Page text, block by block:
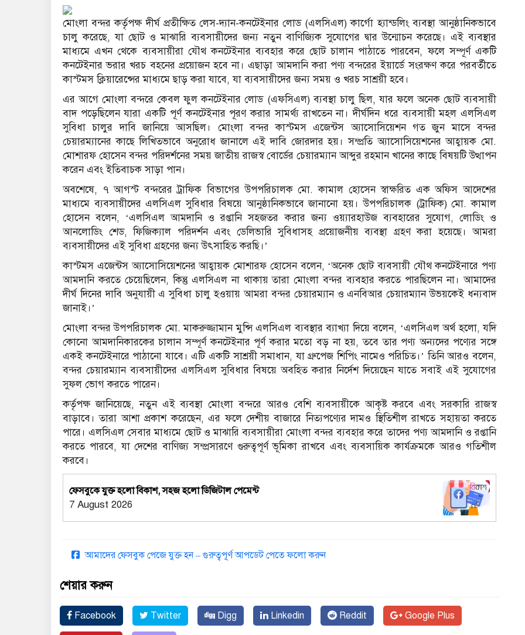
মোংলা বন্দর কর্তৃপক্ষ দীর্ঘ প্রতীক্ষিত লেস-দ্যান-কনটেইনার লোড (এলসিএল) কার্গো হ্যান্ডলিং ব্যবস্থা আনুষ্ঠানিকভাবে
চালু করেছে, যা ছোট ও মাঝারি ব্যবসায়ীদের জন্য নতুন বাণিজ্যিক সুযোগের দ্বার উন্মোচন করেছে। এই ব্যবস্থার
মাধ্যমে এখন থেকে ব্যবসায়ীরা যৌথ কনটেইনার ব্যবহার করে ছোট চালান পাঠাতে পারবেন, ফলে সম্পূর্ণ একটি
কনটেইনার ভরার খরচ বহনের প্রয়োজন হবে না। এছাড়া আমদানি করা পণ্য বন্দরের ইয়ার্ডে সংরক্ষণ করে পরবর্তীতে
কাস্টমস ক্লিয়ারেন্সের মাধ্যমে ছাড় করা যাবে, যা ব্যবসায়ীদের জন্য সময় ও খরচ সাশ্রয়ী হবে।
এর আগে মোংলা বন্দরে কেবল ফুল কনটেইনার লোড (এফসিএল) ব্যবস্থা চালু ছিল, যার ফলে অনেক ছোট ব্যবসায়ী
বাদ পড়েছিলেন যারা একটি পূর্ণ কনটেইনার পূরণ করার সামর্থ্য রাখতেন না। দীর্ঘদিন ধরে ব্যবসায়ী মহল এলসিএল
সুবিধা চালুর দাবি জানিয়ে আসছিল। মোংলা বন্দর কাস্টমস এজেন্টস অ্যাসোসিয়েশন গত জুন মাসে বন্দর
চেয়ারম্যানের কাছে লিখিতভাবে অনুরোধ জানালে এই দাবি জোরদার হয়। সম্প্রতি অ্যাসোসিয়েশনের আহ্বায়ক মো.
মোশারফ হোসেন বন্দর পরিদর্শনের সময় জাতীয় রাজস্ব বোর্ডের চেয়ারম্যান আব্দুর রহমান খানের কাছে বিষয়টি উত্থাপন
করেন এবং ইতিবাচক সাড়া পান।
অবশেষে, ৭ আগস্ট বন্দরের ট্রাফিক বিভাগের উপপরিচালক মো. কামাল হোসেন স্বাক্ষরিত এক অফিস আদেশের
মাধ্যমে ব্যবসায়ীদের এলসিএল সুবিধার বিষয়ে আনুষ্ঠানিকভাবে জানানো হয়। উপপরিচালক (ট্রাফিক) মো. কামাল
হোসেন বলেন, ‘এলসিএল আমদানি ও রপ্তানি সহজতর করার জন্য ওয়্যারহাউজ ব্যবহারের সুযোগ, লোডিং ও
আনলোডিং শেড, ফিজিক্যাল পরিদর্শন এবং ডেলিভারি সুবিধাসহ প্রয়োজনীয় ব্যবস্থা গ্রহণ করা হয়েছে। আমরা
ব্যবসায়ীদের এই সুবিধা গ্রহণের জন্য উৎসাহিত করছি।’
কাস্টমস এজেন্টস অ্যাসোসিয়েশনের আহ্বায়ক মোশারফ হোসেন বলেন, ‘অনেক ছোট ব্যবসায়ী যৌথ কনটেইনারে পণ্য
আমদানি করতে চেয়েছিলেন, কিন্তু এলসিএল না থাকায় তারা মোংলা বন্দর ব্যবহার করতে পারছিলেন না। আমাদের
দীর্ঘ দিনের দাবি অনুযায়ী এ সুবিধা চালু হওয়ায় আমরা বন্দর চেয়ারম্যান ও এনবিআর চেয়ারম্যান উভয়কেই ধন্যবাদ
জানাই।’
মোংলা বন্দর উপপরিচালক মো. মাকরুজ্জামান মুন্সি এলসিএল ব্যবস্থার ব্যাখ্যা দিয়ে বলেন, ‘এলসিএল অর্থ হলো, যদি
কোনো আমদানিকারকের চালান সম্পূর্ণ কনটেইনার পূর্ণ করার মতো বড় না হয়, তবে তার পণ্য অন্যদের পণ্যের সঙ্গে
একই কনটেইনারে পাঠানো যাবে। এটি একটি সাশ্রয়ী সমাধান, যা গ্রুপেজ শিপিং নামেও পরিচিত।’ তিনি আরও বলেন,
বন্দর চেয়ারম্যান ব্যবসায়ীদের এলসিএল সুবিধার বিষয়ে অবহিত করার নির্দেশ দিয়েছেন যাতে সবাই এই সুযোগের
সুফল ভোগ করতে পারেন।
কর্তৃপক্ষ জানিয়েছে, নতুন এই ব্যবস্থা মোংলা বন্দরে আরও বেশি ব্যবসায়ীকে আকৃষ্ট করবে এবং সরকারি রাজস্ব
বাড়াবে। তারা আশা প্রকাশ করেছেন, এর ফলে দেশীয় বাজারে নিত্যপণ্যের দামও স্থিতিশীল রাখতে সহায়তা করতে
পারে। এলসিএল সেবার মাধ্যমে ছোট ও মাঝারি ব্যবসায়ীরা মোংলা বন্দর ব্যবহার করে তাদের পণ্য আমদানি ও রপ্তানি
করতে পারবে, যা দেশের বাণিজ্য সম্প্রসারণে গুরুত্বপূর্ণ ভূমিকা রাখবে এবং ব্যবসায়িক কার্যক্রমকে আরও গতিশীল
করবে।
ফেসবুকে যুক্ত হলো বিকাশ, সহজ হলো ডিজিটাল পেমেন্ট
7 August 2026
আমাদের ফেসবুক পেজে যুক্ত হন – গুরুত্বপূর্ণ আপডেট পেতে ফলো করুন
শেয়ার করুন
Facebook Twitter Digg Linkedin Reddit Google Plus